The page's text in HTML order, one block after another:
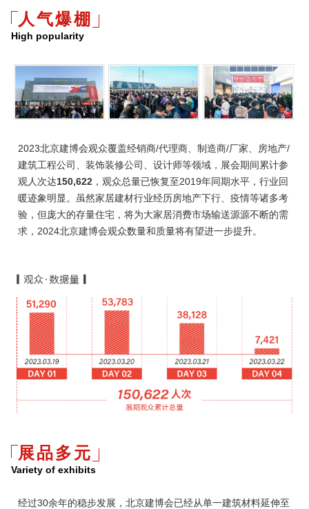
人气爆棚
High popularity
2023北京建博会观众覆盖经销商/代理商、制造商/厂家、房地产/
建筑工程公司、装饰装修公司、设计师等领域，展会期间累计参
观人次达150,622 ，观众总量已恢复至2019年同期水平，行业回
暖迹象明显。虽然家居建材行业经历房地产下行、疫情等诸多考
验，但庞大的存量住宅，将为大家居消费市场输送源源不断的需
求，2024北京建博会观众数量和质量将有望进一步提升。
展品多元
Variety of exhibits
经过30余年的稳步发展，北京建博会已经从单一建筑材料延伸至